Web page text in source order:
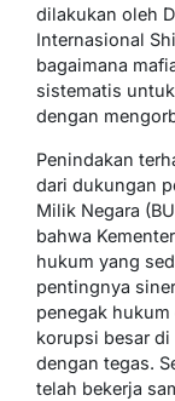
dilakukan oleh
Internasional
bagaimana
sistematis
dengan
Penindakan
dari dukungan
Milik Negara
bahwa
hukum yang
pentingnya
penegak
korupsi besar
dengan tegas.
telah bekerja